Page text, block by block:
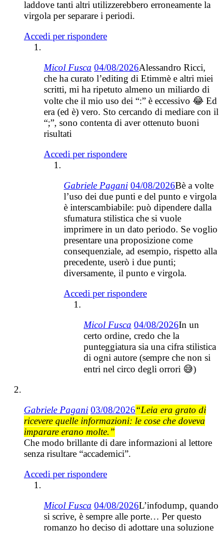
laddove tanti altri utilizzerebbero erroneamente la
virgola per separare i periodi.
Accedi per rispondere
Micol Fusca 04/08/2026Alessandro Ricci,
che ha curato l’editing di Etimmè e altri miei
scritti, mi ha ripetuto almeno un miliardo di
volte che il mio uso dei “:” è eccessivo 😂 Ed
era (ed è) vero. Sto cercando di mediare con il
“;”, sono contenta di aver ottenuto buoni
risultati
Accedi per rispondere
Gabriele Pagani 04/08/2026Bè a volte
l’uso dei due punti e del punto e virgola
è interscambiabile: può dipendere dalla
sfumatura stilistica che si vuole
imprimere in un dato periodo. Se voglio
presentare una proposizione come
consequenziale, ad esempio, rispetto alla
precedente, userò i due punti;
diversamente, il punto e virgola.
Accedi per rispondere
Micol Fusca 04/08/2026In un
certo ordine, credo che la
punteggiatura sia una cifra stilistica
di ogni autore (sempre che non si
entri nel circo degli orrori 😅)
Gabriele Pagani 03/08/2026“Leia era grato di
ricevere quelle informazioni: le cose che doveva
imparare erano molte.”
Che modo brillante di dare informazioni al lettore
senza risultare “accademici”.
Accedi per rispondere
Micol Fusca 04/08/2026L’infodump, quando
si scrive, è sempre alle porte… Per questo
romanzo ho deciso di adottare una soluzione